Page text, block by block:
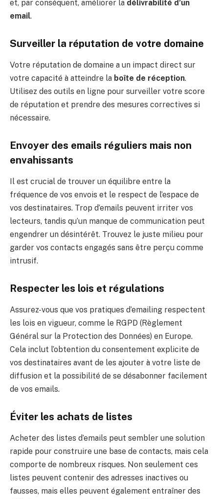
et, par conséquent, améliorer la délivrabilité d’un
email.
Surveiller la réputation de votre domaine
Votre réputation de domaine a un impact direct sur
votre capacité à atteindre la boîte de réception.
Utilisez des outils en ligne pour surveiller votre score
de réputation et prendre des mesures correctives si
nécessaire.
Envoyer des emails réguliers mais non
envahissants
Il est crucial de trouver un équilibre entre la
fréquence de vos envois et le respect de l’espace de
vos destinataires. Trop d’emails peuvent irriter vos
lecteurs, tandis qu’un manque de communication peut
engendrer un désintérêt. Trouvez le juste milieu pour
garder vos contacts engagés sans être perçu comme
intrusif.
Respecter les lois et régulations
Assurez-vous que vos pratiques d’emailing respectent
les lois en vigueur, comme le RGPD (Règlement
Général sur la Protection des Données) en Europe.
Cela inclut l’obtention du consentement explicite de
vos destinataires avant de les ajouter à votre liste de
diffusion et la possibilité de se désabonner facilement
de vos emails.
Éviter les achats de listes
Acheter des listes d’emails peut sembler une solution
rapide pour construire une base de contacts, mais cela
comporte de nombreux risques. Non seulement ces
listes peuvent contenir des adresses inactives ou
fausses, mais elles peuvent également entraîner des